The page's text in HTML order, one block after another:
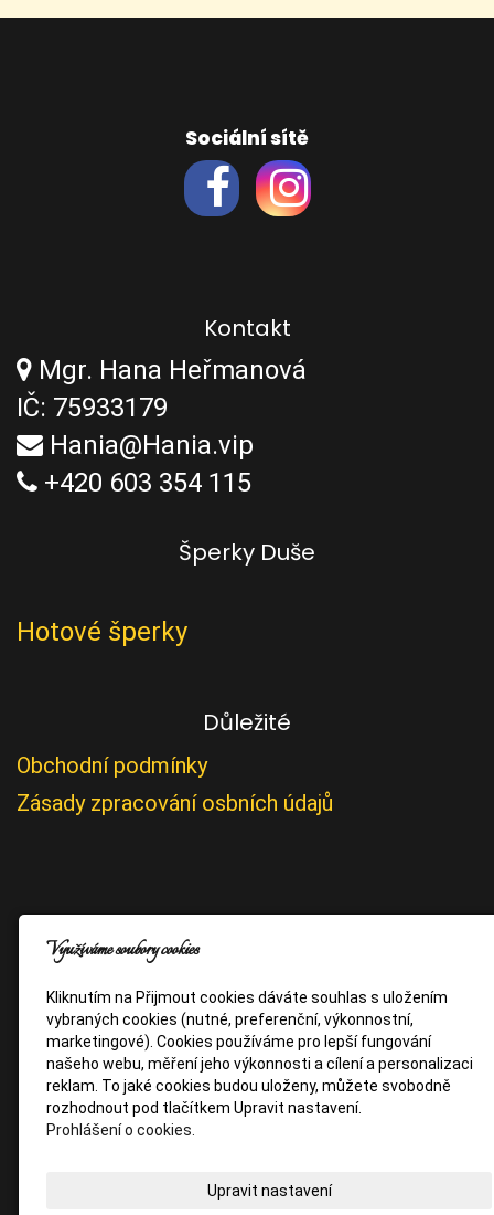
Sociální sítě
Kontakt
Mgr. Hana Heřmanová
IČ: 75933179
Hania@Hania.vip
+420 603 354 115
Šperky Duše
Hotové šperky
Důležité
Obchodní podmínky
Zásady zpracování osbních údajů
Využíváme soubory cookies
Kliknutím na Přijmout cookies dáváte souhlas s uložením
vybraných cookies (nutné, preferenční, výkonnostní,
marketingové). Cookies používáme pro lepší fungování
našeho webu, měření jeho výkonnosti a cílení a personalizaci
reklam. To jaké cookies budou uloženy, můžete svobodně
rozhodnout pod tlačítkem Upravit nastavení.
Prohlášení o cookies.
Upravit nastavení